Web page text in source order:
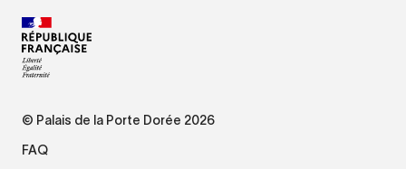
© Palais de la Porte Dorée 2026
FAQ